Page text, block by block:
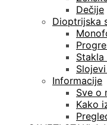
Dečije
Dioptrijska
Stakla
Informacije
Sve o
Kako